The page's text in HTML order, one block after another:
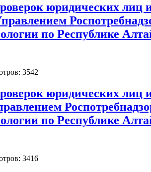
юридических лиц
по Республике
3542
юридических лиц
по Республике
3416